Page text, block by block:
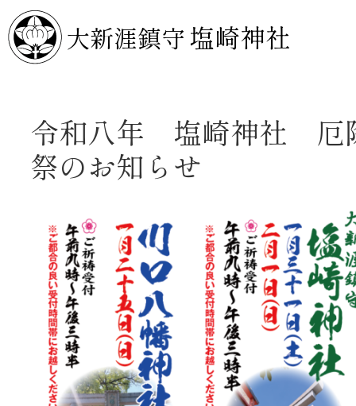
大新涯鎮守塩崎神社
令和八年 塩崎神社 厄
祭のお知らせ